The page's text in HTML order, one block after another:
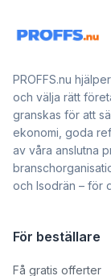
PROFFS.nu
och välja rätt
granskas för att
ekonomi, goda
av våra anslutna
och Isodrän – för
För beställare
Få gratis offerter